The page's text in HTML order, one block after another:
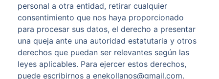
personal a otra entidad, retirar cualquier
consentimiento que nos haya proporcionado
para procesar sus datos, el derecho a presentar
una queja ante una autoridad estatutaria y otros
derechos que puedan ser relevantes según las
leyes aplicables. Para ejercer estos derechos,
puede escribirnos a enekollanos@gmail.com.